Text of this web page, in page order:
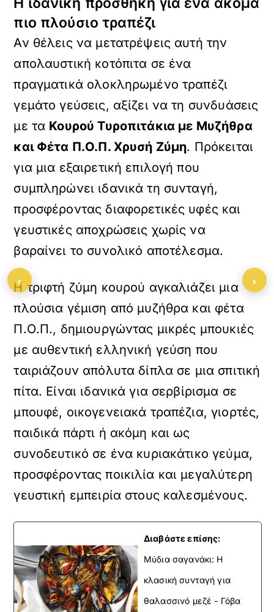
πιο πλούσιο τραπέζι
Αν θέλεις να μετατρέψεις αυτή την
απολαυστική κοτόπιτα σε ένα
πραγματικά ολοκληρωμένο τραπέζι
γεμάτο γεύσεις, αξίζει να τη συνδυάσεις
με τα Κουρού Τυροπιτάκια με Μυζήθρα
και Φέτα Π.Ο.Π. Χρυσή Ζύμη. Πρόκειται
για μια εξαιρετική επιλογή που
συμπληρώνει ιδανικά τη συνταγή,
προσφέροντας διαφορετικές υφές και
γευστικές αποχρώσεις χωρίς να
βαραίνει το συνολικό αποτέλεσμα.
Η τριφτή ζύμη κουρού αγκαλιάζει μια
πλούσια γέμιση από μυζήθρα και φέτα
Π.Ο.Π., δημιουργώντας μικρές μπουκιές
με αυθεντική ελληνική γεύση που
ταιριάζουν απόλυτα δίπλα σε μια σπιτική
πίτα. Είναι ιδανικά για σερβίρισμα σε
μπουφέ, οικογενειακά τραπέζια, γιορτές,
παιδικά πάρτι ή ακόμη και ως
συνοδευτικό σε ένα κυριακάτικο γεύμα,
προσφέροντας ποικιλία και μεγαλύτερη
γευστική εμπειρία στους καλεσμένους.
Διαβάστε επίσης:
Μύδια σαγανάκι: Η
κλασική συνταγή για
θαλασσινό μεζέ - Γόβα
‹ ›